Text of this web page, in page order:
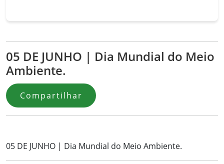
05 DE JUNHO | Dia Mundial do Meio
Ambiente.
Compartilhar
05 DE JUNHO | Dia Mundial do Meio Ambiente.